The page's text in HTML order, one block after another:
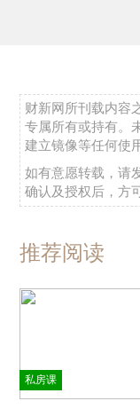
财新网所刊载内容
专属所有或持有。
建立镜像等任何使用
如有意愿转载，请
确认及授权后，方
推荐阅读
私房课